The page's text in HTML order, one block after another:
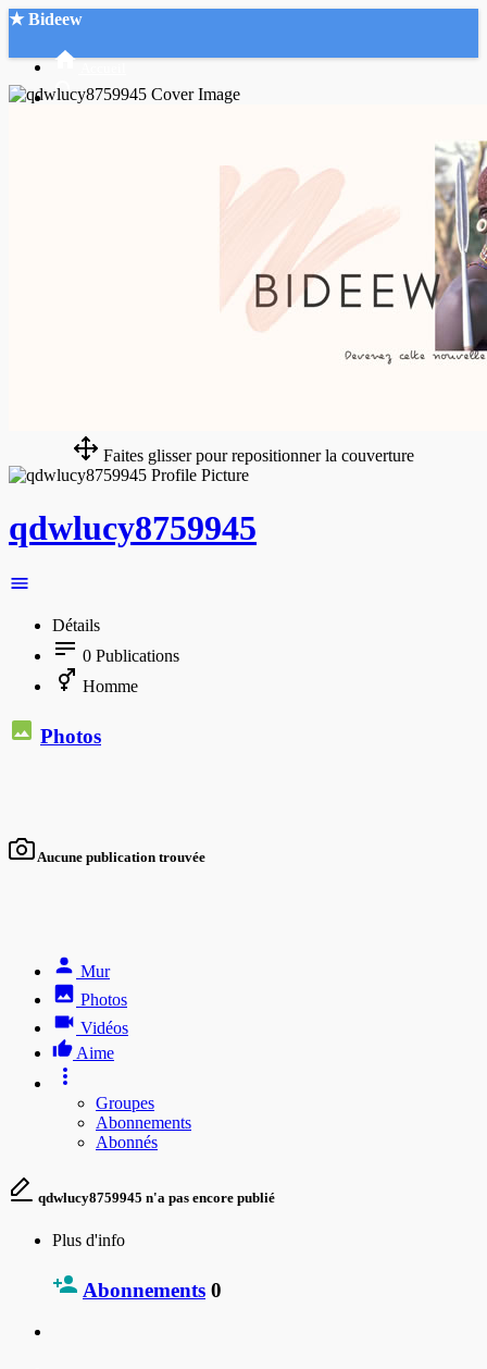
★ Bideew
Faites glisser pour repositionner la couverture
qdwlucy8759945
Détails
0 Publications
Homme
Photos
Aucune publication trouvée
Mur
Photos
Vidéos
Aime
Groupes
Abonnements
Abonnés
qdwlucy8759945 n'a pas encore publié
Plus d'info
Abonnements 0